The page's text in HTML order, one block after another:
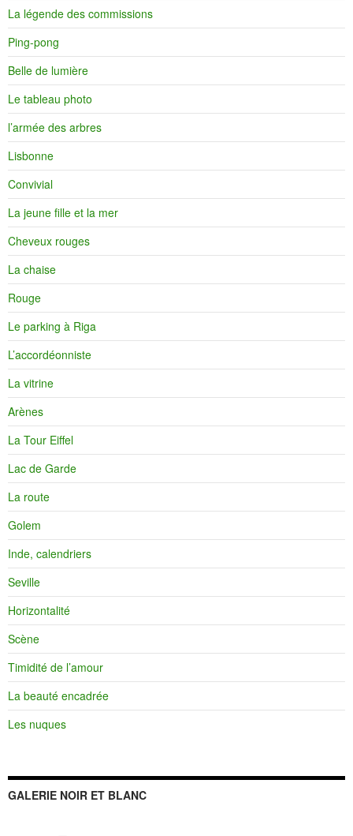
La légende des commissions
Ping-pong
Belle de lumière
Le tableau photo
l’armée des arbres
Lisbonne
Convivial
La jeune fille et la mer
Cheveux rouges
La chaise
Rouge
Le parking à Riga
L’accordéonniste
La vitrine
Arènes
La Tour Eiffel
Lac de Garde
La route
Golem
Inde, calendriers
Seville
Horizontalité
Scène
Timidité de l’amour
La beauté encadrée
Les nuques
GALERIE NOIR ET BLANC